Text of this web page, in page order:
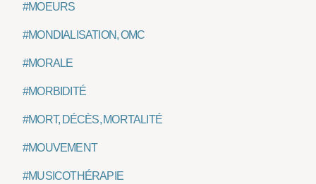
#MOEURS
#MONDIALISATION, OMC
#MORALE
#MORBIDITÉ
#MORT, DÉCÈS, MORTALITÉ
#MOUVEMENT
#MUSICOTHÉRAPIE